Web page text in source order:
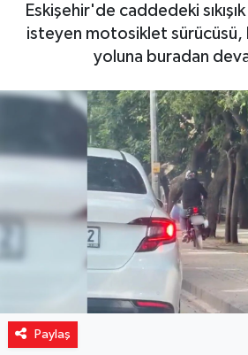
Eskişehir'de caddedeki
isteyen motosiklet sürücüsü,
yoluna buradan
Paylaş
Eğitim
Ekonomi
Sağlık
Yaşam
Resmi ilanlar
Tüm Manşetler
Son Dakika Haberleri
Haber Arşivi